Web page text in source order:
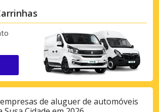
de aluguer de automóveis